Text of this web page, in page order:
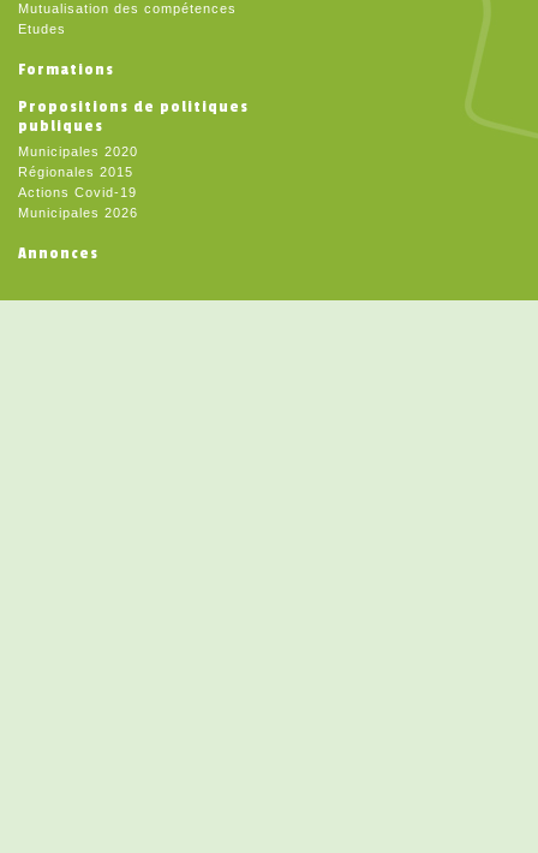
Mutualisation des compétences
Etudes
Formations
Propositions de politiques
publiques
Municipales 2020
Régionales 2015
Actions Covid-19
Municipales 2026
Annonces